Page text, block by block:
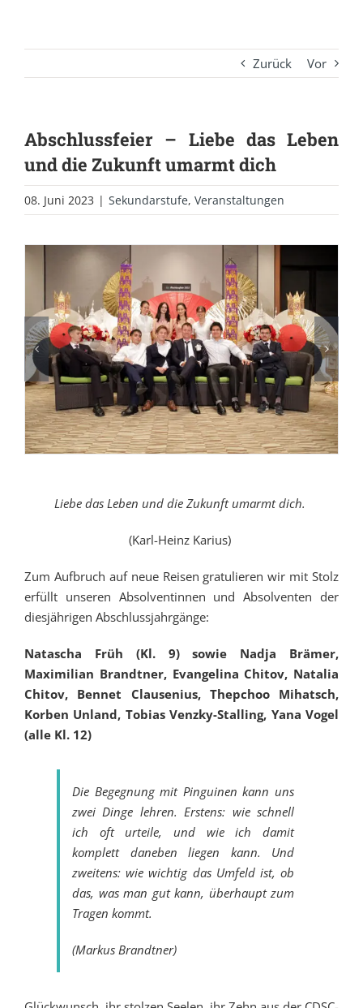
Zurück Vor
Abschlussfeier – Liebe das Leben
und die Zukunft umarmt dich
08. Juni 2023 | Sekundarstufe, Veranstaltungen
Liebe das Leben und die Zukunft umarmt dich.
(Karl-Heinz Karius)
Zum Aufbruch auf neue Reisen gratulieren wir mit Stolz
erfüllt unseren Absolventinnen und Absolventen der
diesjährigen Abschlussjahrgänge:
Natascha Früh (Kl. 9) sowie Nadja Brämer,
Maximilian Brandtner, Evangelina Chitov, Natalia
Chitov, Bennet Clausenius, Thepchoo Mihatsch,
Korben Unland, Tobias Venzky-Stalling, Yana Vogel
(alle Kl. 12)
Die Begegnung mit Pinguinen kann uns
zwei Dinge lehren. Erstens: wie schnell
ich oft urteile, und wie ich damit
komplett daneben liegen kann. Und
zweitens: wie wichtig das Umfeld ist, ob
das, was man gut kann, überhaupt zum
Tragen kommt.
(Markus Brandtner)